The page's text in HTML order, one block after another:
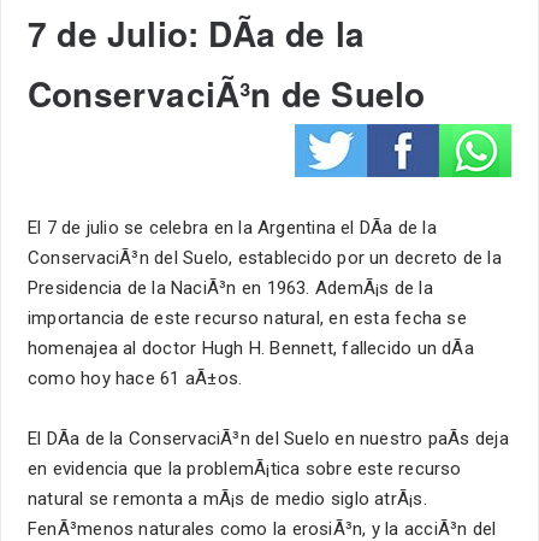
7 de Julio: DÃ­a de la
ConservaciÃ³n de Suelo
El 7 de julio se celebra en la Argentina el DÃ­a de la
ConservaciÃ³n del Suelo, establecido por un decreto de la
Presidencia de la NaciÃ³n en 1963. AdemÃ¡s de la
importancia de este recurso natural, en esta fecha se
homenajea al doctor Hugh H. Bennett, fallecido un dÃ­a
como hoy hace 61 aÃ±os.
El DÃ­a de la ConservaciÃ³n del Suelo en nuestro paÃ­s deja
en evidencia que la problemÃ¡tica sobre este recurso
natural se remonta a mÃ¡s de medio siglo atrÃ¡s.
FenÃ³menos naturales como la erosiÃ³n, y la acciÃ³n del